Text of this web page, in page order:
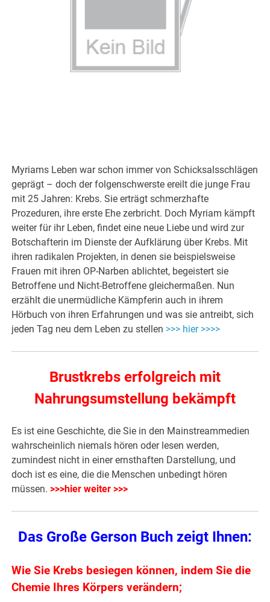
Myriams Leben war schon immer von Schicksalsschlägen
geprägt – doch der folgenschwerste ereilt die junge Frau
mit 25 Jahren: Krebs. Sie erträgt schmerzhafte
Prozeduren, ihre erste Ehe zerbricht. Doch Myriam kämpft
weiter für ihr Leben, findet eine neue Liebe und wird zur
Botschafterin im Dienste der Aufklärung über Krebs. Mit
ihren radikalen Projekten, in denen sie beispielsweise
Frauen mit ihren OP-Narben ablichtet, begeistert sie
Betroffene und Nicht-Betroffene gleichermaßen. Nun
erzählt die unermüdliche Kämpferin auch in ihrem
Hörbuch von ihren Erfahrungen und was sie antreibt, sich
jeden Tag neu dem Leben zu stellen >>> hier >>>>
Brustkrebs erfolgreich mit
Nahrungsumstellung bekämpft
Es ist eine Geschichte, die Sie in den Mainstreammedien
wahrscheinlich niemals hören oder lesen werden,
zumindest nicht in einer ernsthaften Darstellung, und
doch ist es eine, die die Menschen unbedingt hören
müssen. >>>hier weiter >>>
Das Große Gerson Buch zeigt Ihnen:
Wie Sie Krebs besiegen können, indem Sie die
Chemie Ihres Körpers verändern;